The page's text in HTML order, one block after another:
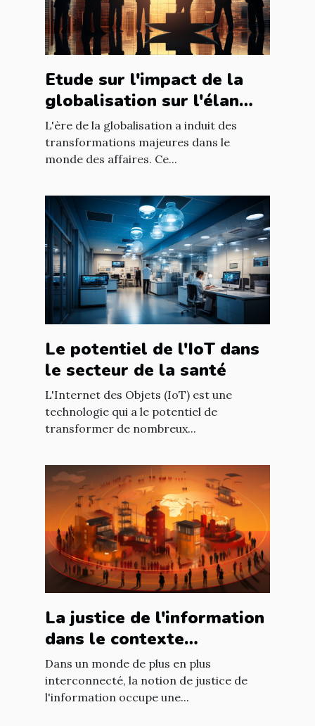
Etude sur l'impact de la
globalisation sur l'élan
des affaires
L'ère de la globalisation a induit des
transformations majeures dans le
monde des affaires. Ce...
Le potentiel de l'IoT dans
le secteur de la santé
L'Internet des Objets (IoT) est une
technologie qui a le potentiel de
transformer de nombreux...
La justice de l'information
dans le contexte
international : enjeux et
défis
Dans un monde de plus en plus
interconnecté, la notion de justice de
l'information occupe une...